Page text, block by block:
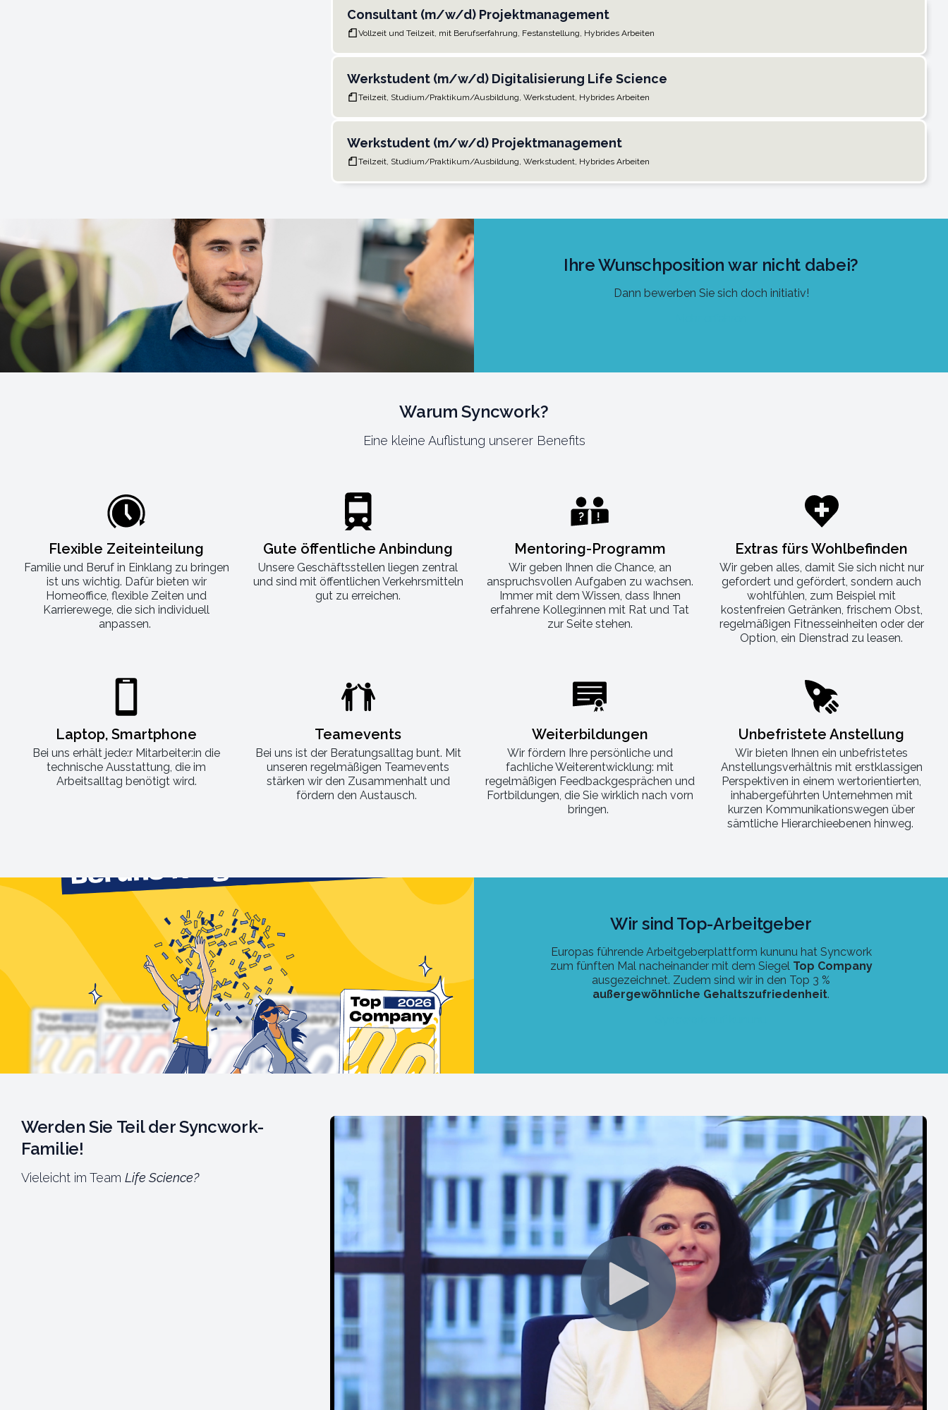
Consultant (m/w/d) Projektmanagement
Vollzeit und Teilzeit, mit Berufserfahrung, Festanstellung, Hybrides Arbeiten
Werkstudent (m/w/d) Digitalisierung Life Science
Teilzeit, Studium/Praktikum/Ausbildung, Werkstudent, Hybrides Arbeiten
Werkstudent (m/w/d) Projektmanagement
Teilzeit, Studium/Praktikum/Ausbildung, Werkstudent, Hybrides Arbeiten
Ihre Wunschposition war nicht dabei?
Dann bewerben Sie sich doch initiativ!
Warum Syncwork?
Eine kleine Auflistung unserer Benefits
Flexible Zeiteinteilung
Familie und Beruf in Einklang zu bringen
ist uns wichtig. Dafür bieten wir
Homeoffice, flexible Zeiten und
Karrierewege, die sich individuell
anpassen.
Gute öffentliche Anbindung
Unsere Geschäftsstellen liegen zentral
und sind mit öffentlichen Verkehrsmitteln
gut zu erreichen.
Mentoring-Programm
Wir geben Ihnen die Chance, an
anspruchsvollen Aufgaben zu wachsen.
Immer mit dem Wissen, dass Ihnen
erfahrene Kolleg:innen mit Rat und Tat
zur Seite stehen.
Extras fürs Wohlbefinden
Wir geben alles, damit Sie sich nicht nur
gefordert und gefördert, sondern auch
wohlfühlen, zum Beispiel mit
kostenfreien Getränken, frischem Obst,
regelmäßigen Fitnesseinheiten oder der
Option, ein Dienstrad zu leasen.
Laptop, Smartphone
Bei uns erhält jede:r Mitarbeiter:in die
technische Ausstattung, die im
Arbeitsalltag benötigt wird.
Teamevents
Bei uns ist der Beratungsalltag bunt. Mit
unseren regelmäßigen Teamevents
stärken wir den Zusammenhalt und
fördern den Austausch.
Weiterbildungen
Wir fördern Ihre persönliche und
fachliche Weiterentwicklung: mit
regelmäßigen Feedbackgesprächen und
Fortbildungen, die Sie wirklich nach vorn
bringen.
Unbefristete Anstellung
Wir bieten Ihnen ein unbefristetes
Anstellungsverhältnis mit erstklassigen
Perspektiven in einem wertorientierten,
inhabergeführten Unternehmen mit
kurzen Kommunikationswegen über
sämtliche Hierarchieebenen hinweg.
Wir sind Top-Arbeitgeber
Europas führende Arbeitgeberplattform kununu hat Syncwork
zum fünften Mal nacheinander mit dem Siegel Top Company
ausgezeichnet. Zudem sind wir in den Top 3 %
außergewöhnliche Gehaltszufriedenheit.
Werden Sie Teil der Syncwork-
Familie!
Vieleicht im Team Life Science?